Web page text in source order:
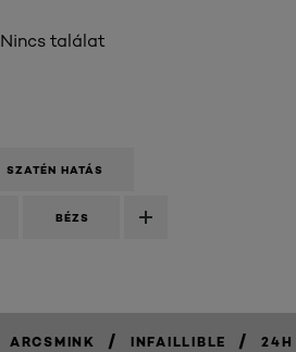
Nincs találat
SZATÉN HATÁS
BÉZS
ARCSMINK / INFAILLIBLE / 24H